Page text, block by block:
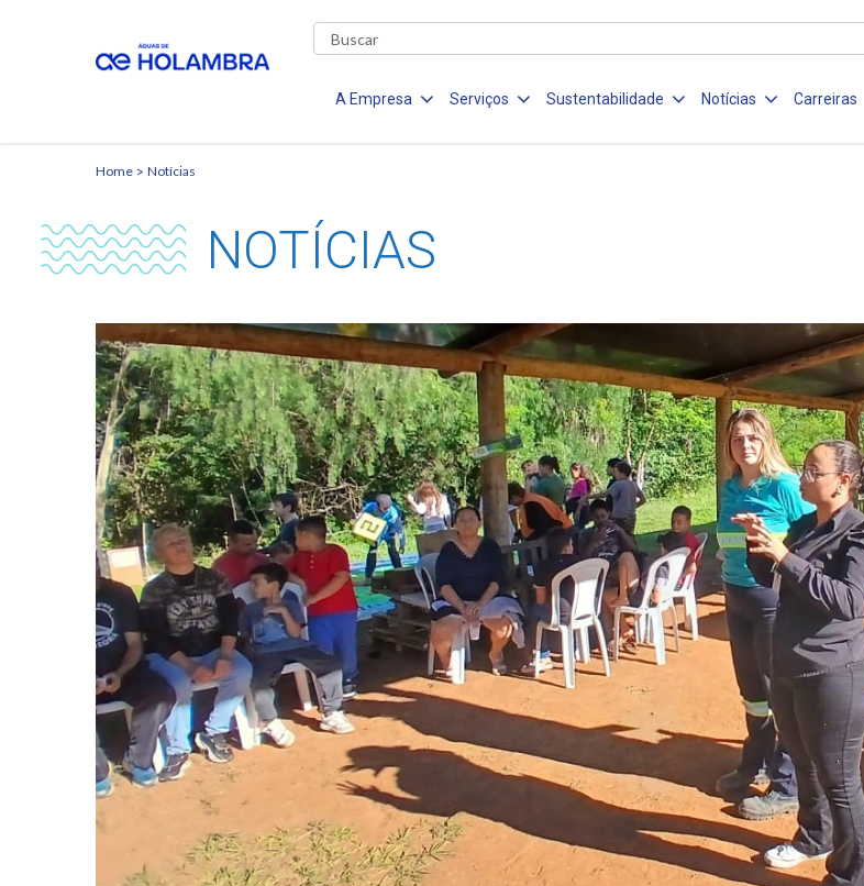
A Empresa Serviços Sustentabilidade Notícias Carreiras
Home Notícias
NOTÍCIAS